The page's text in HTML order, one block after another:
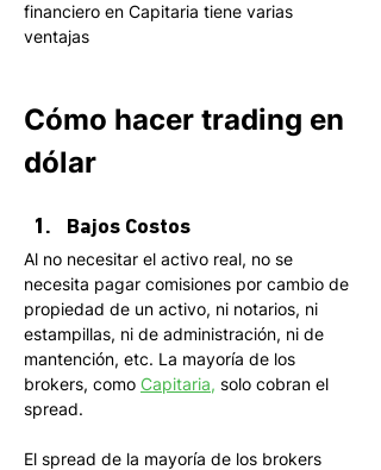
financiero en Capitaria tiene varias
ventajas
Cómo hacer trading en
dólar
Bajos Costos
Al no necesitar el activo real, no se
necesita pagar comisiones por cambio de
propiedad de un activo, ni notarios, ni
estampillas, ni de administración, ni de
mantención, etc. La mayoría de los
brokers, como Capitaria, solo cobran el
spread.
El spread de la mayoría de los brokers